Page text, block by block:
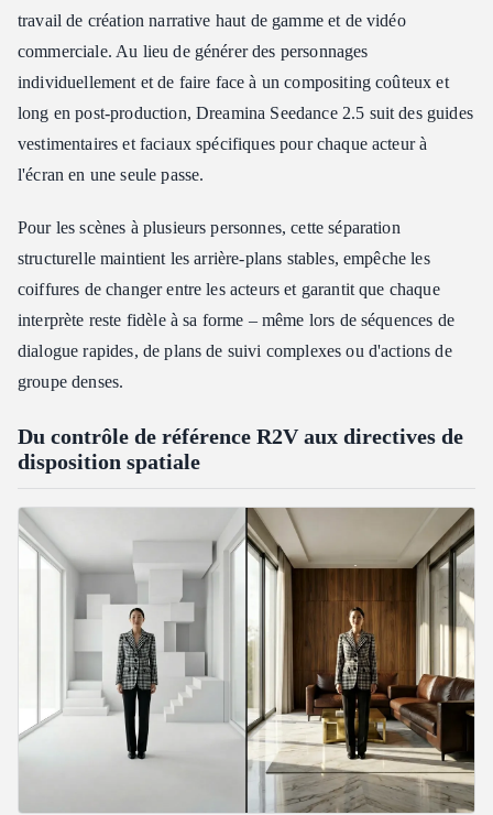
travail de création narrative haut de gamme et de vidéo
commerciale. Au lieu de générer des personnages
individuellement et de faire face à un compositing coûteux et
long en post-production, Dreamina Seedance 2.5 suit des guides
vestimentaires et faciaux spécifiques pour chaque acteur à
l'écran en une seule passe.
Pour les scènes à plusieurs personnes, cette séparation
structurelle maintient les arrière-plans stables, empêche les
coiffures de changer entre les acteurs et garantit que chaque
interprète reste fidèle à sa forme – même lors de séquences de
dialogue rapides, de plans de suivi complexes ou d'actions de
groupe denses.
Du contrôle de référence R2V aux directives de
disposition spatiale